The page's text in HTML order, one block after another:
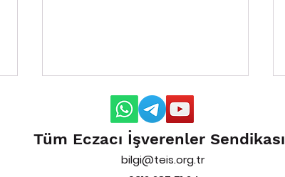
Tüm Eczacı İşverenler Sendikası
bilgi@teis.org.tr